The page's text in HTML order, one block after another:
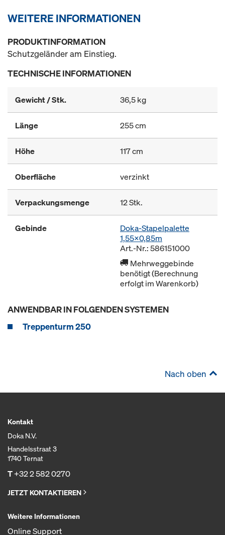
WEITERE INFORMATIONEN
PRODUKTINFORMATION
Schutzgeländer am Einstieg.
TECHNISCHE INFORMATIONEN
Gewicht / Stk. 36,5 kg
Länge 255 cm
Höhe 117 cm
Oberfläche verzinkt
Verpackungsmenge 12 Stk.
Gebinde
Doka-Stapelpalette
1,55x0,85m
Art.-Nr.: 586151000
Mehrweggebinde
benötigt (Berechnung
erfolgt im Warenkorb)
ANWENDBAR IN FOLGENDEN SYSTEMEN
Treppenturm 250
Nach oben
Kontakt
Doka N.V.
Handelsstraat 3
1740 Ternat
T+32 2 582 0270
JETZT KONTAKTIEREN
Weitere Informationen
Online Support